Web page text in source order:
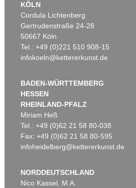
KÖLN
Cordula Lichtenberg
Gertrudenstraße 24-28
50667 Köln
Tel.: +49 (0)221 510 908-15
infokoeln@kettererkunst.de
BADEN-WÜRTTEMBERG
HESSEN
RHEINLAND-PFALZ
Miriam Heß
Tel.: +49 (0)62 21 58 80-038
Fax: +49 (0)62 21 58 80-595
infoheidelberg@kettererkunst.de
NORDDEUTSCHLAND
Nico Kassel, M.A.